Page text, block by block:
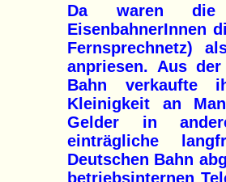
Da waren die
EisenbahnerInnen
Fernsprechnetz)
anpriesen. Aus
Bahn verkaufte
Kleinigkeit an
Gelder in
einträgliche
Deutschen Bahn
betriebsinternen